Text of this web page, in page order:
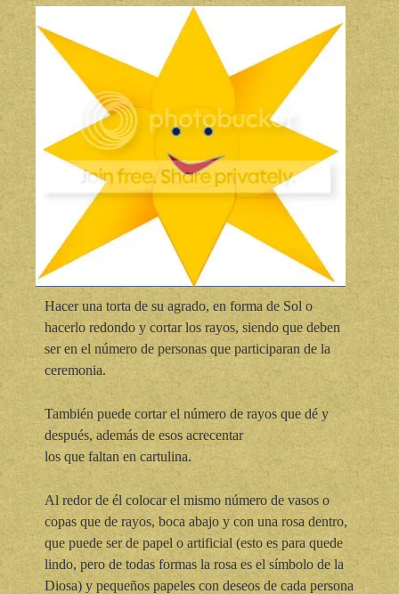
Hacer una torta de su agrado, en forma de Sol o
hacerlo redondo y cortar los rayos, siendo que deben
ser en el número de personas que participaran de la
ceremonia.
También puede cortar el número de rayos que dé y
después, además de esos acrecentar
los que faltan en cartulina.
Al redor de él colocar el mismo número de vasos o
copas que de rayos, boca abajo y con una rosa dentro,
que puede ser de papel o artificial (esto es para quede
lindo, pero de todas formas la rosa es el símbolo de la
Diosa) y pequeños papeles con deseos de cada persona